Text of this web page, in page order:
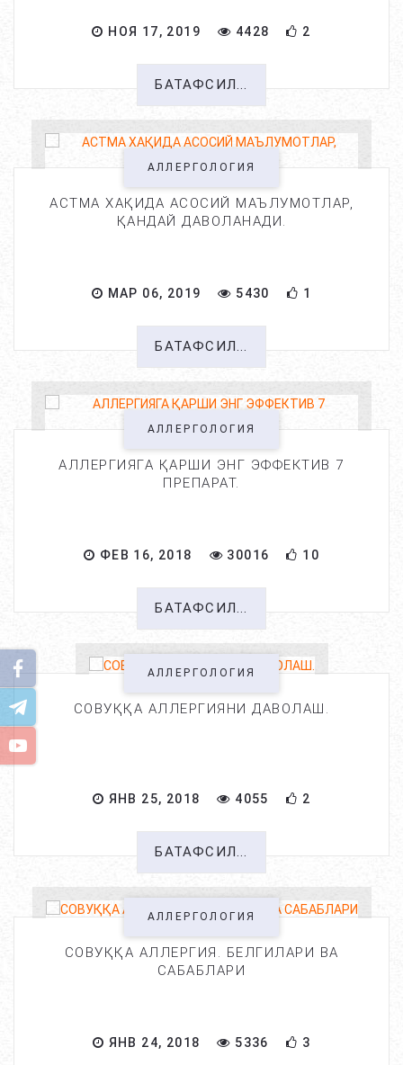
НОЯ 17, 2019 4428 2
БАТАФСИЛ...
АЛЛЕРГОЛОГИЯ
АСТМА ХАҚИДА АСОСИЙ МАЪЛУМОТЛАР,
ҚАНДАЙ ДАВОЛАНАДИ.
МАР 06, 2019 5430 1
БАТАФСИЛ...
АЛЛЕРГОЛОГИЯ
АЛЛЕРГИЯГА ҚАРШИ ЭНГ ЭФФЕКТИВ 7
ПРЕПАРАТ.
ФЕВ 16, 2018 30016 10
БАТАФСИЛ...
АЛЛЕРГОЛОГИЯ
СОВУҚҚА АЛЛЕРГИЯНИ ДАВОЛАШ.
ЯНВ 25, 2018 4055 2
БАТАФСИЛ...
АЛЛЕРГОЛОГИЯ
СОВУҚҚА АЛЛЕРГИЯ. БЕЛГИЛАРИ ВА
САБАБЛАРИ
ЯНВ 24, 2018 5336 3